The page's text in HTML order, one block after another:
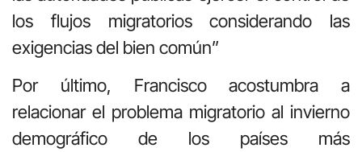
los flujos migratorios considerando las
exigencias del bien común”
Por último, Francisco acostumbra a
relacionar el problema migratorio al invierno
demográfico de los países más